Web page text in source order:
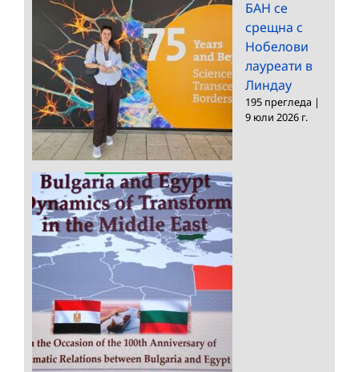
БАН се
срещна с
Нобелови
лауреати в
Линдау
195 прегледа |
9 юли 2026 г.